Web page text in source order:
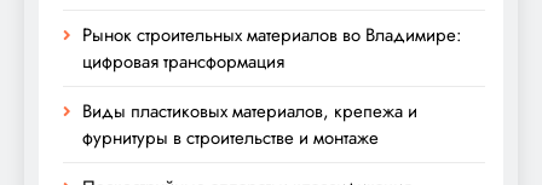
Рынок строительных материалов во Владимире:
цифровая трансформация
Виды пластиковых материалов, крепежа и
фурнитуры в строительстве и монтаже